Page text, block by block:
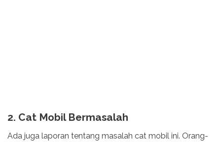
2. Cat Mobil Bermasalah
Ada juga laporan tentang masalah cat mobil ini. Orang-